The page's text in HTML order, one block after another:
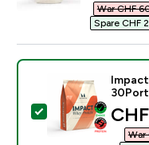
War CHF
Spare CHF
Dieses Produkt
War